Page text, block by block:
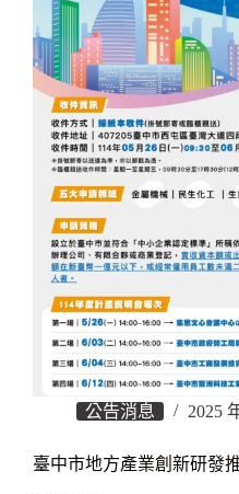
公告消息 2025
臺中市地方產業創新研發